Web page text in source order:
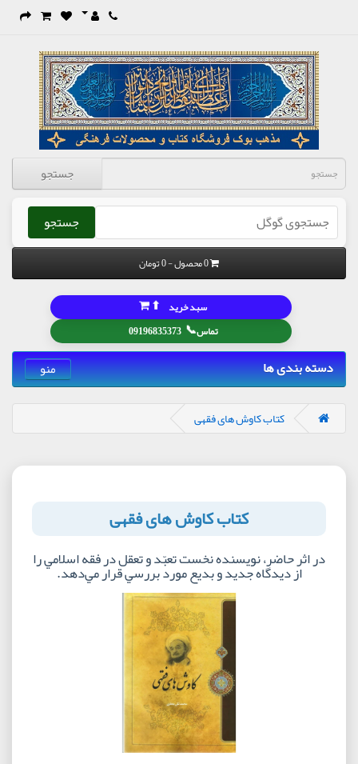
جستجو
جستجو
0 محصول - 0 تومان
تماس📞
09196835373
سبد خرید ⬆
دسته بندی ها منو
کتاب کاوش های فقهی
کتاب کاوش های فقهی
در اثر حاضر، نويسنده نخست تعبّد و تعقل در فقه اسلامي را
از ديدگاه جديد و بديع مورد بررسي قرار مي‌دهد.